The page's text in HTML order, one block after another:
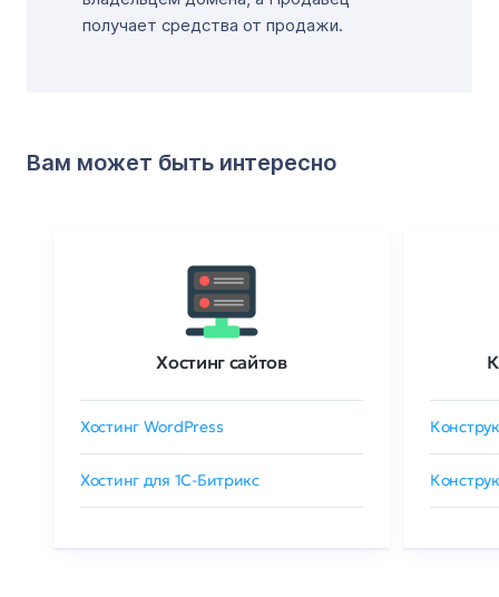
получает средства от продажи.
Вам может быть интересно
Хостинг сайтов
Хостинг WordPress
Хостинг для 1C-Битрикс